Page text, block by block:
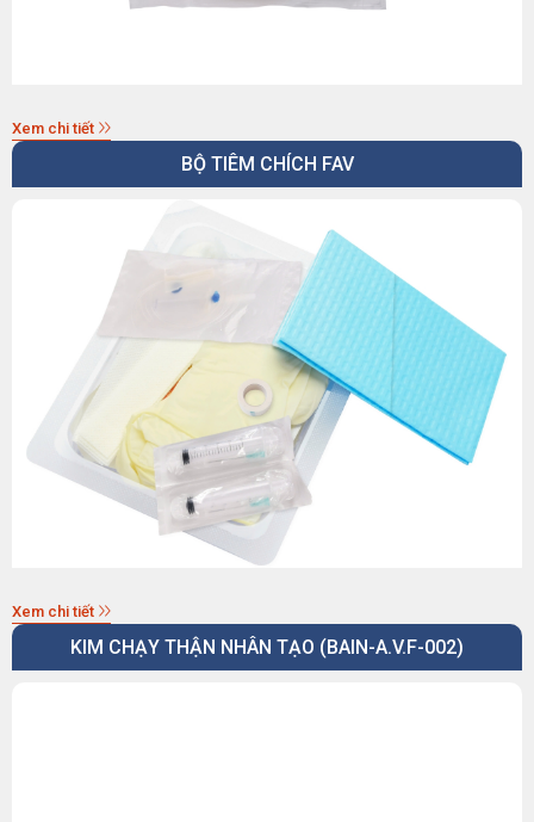
Xem chi tiết
BỘ TIÊM CHÍCH FAV
Xem chi tiết
KIM CHẠY THẬN NHÂN TẠO (BAIN-A.V.F-002)